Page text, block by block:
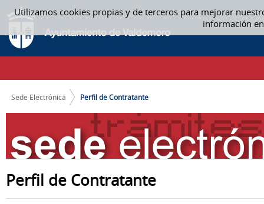
Utilizamos cookies propias y de terceros para mejorar
información
Saltar al contenido
PERFIL DE CONTRATANTE
CAMINO DE MIGAS
Sede Electrónica Perfil de Contratante
Perfil de Contratante